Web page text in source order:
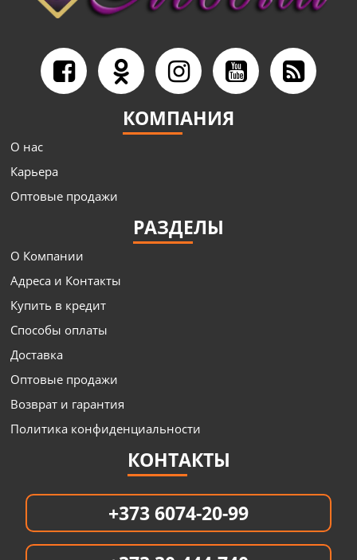
КОМПАНИЯ
О нас
Карьера
Оптовые продажи
РАЗДЕЛЫ
О Компании
Адреса и Контакты
Купить в кредит
Способы оплаты
Доставка
Оптовые продажи
Возврат и гарантия
Политика конфиденциальности
КОНТАКТЫ
+373 6074-20-99